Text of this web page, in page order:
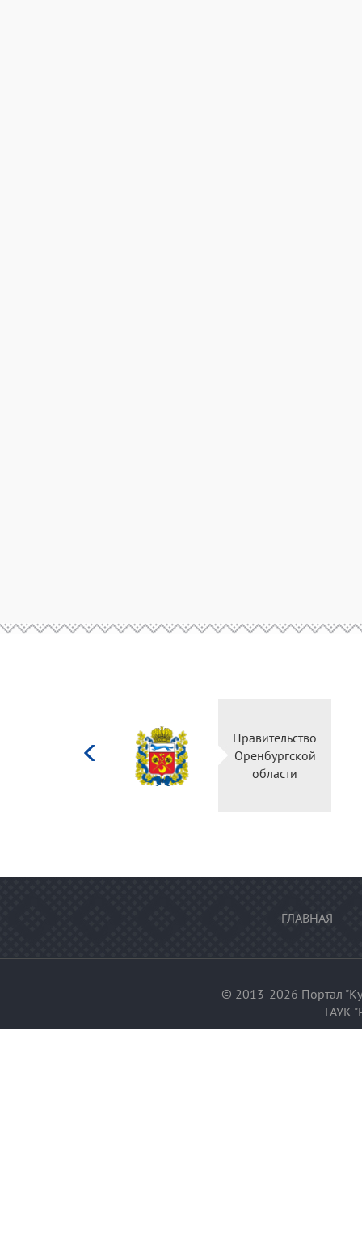
культуры
Российской
Правительство
Оренбургской
области
ГЛАВНАЯ
© 2013-2026 Портал
ГАУК